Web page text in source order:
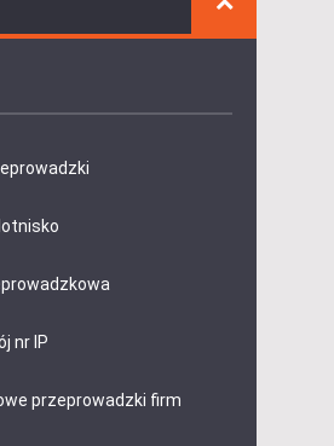
nr IP
przeprowadzki firm